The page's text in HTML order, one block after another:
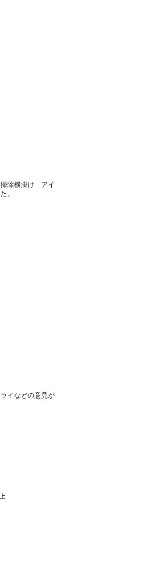
除機掛け アイ
。
イなどの意見が